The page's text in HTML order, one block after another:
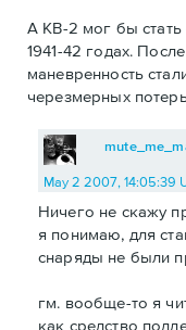
А КВ-2 мог бы
1941-42 годах.
маневренность
черезмерных
May 2 2007, 14:05:39
Ничего не скажу
я понимаю, для
снаряды не были
гм. вообще-то я
как средство